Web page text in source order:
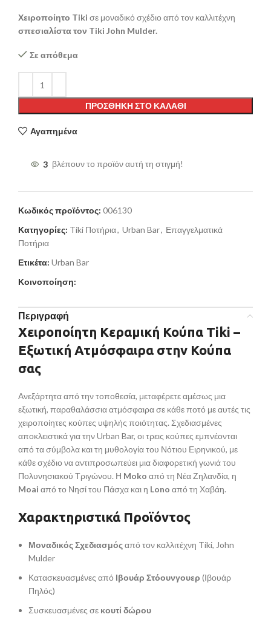
Χειροποίητο Tiki σε μοναδικό σχέδιο από τον καλλιτέχνη
σπεσιαλίστα τον Tiki John Mulder.
Σε απόθεμα
ΠΡΟΣΘΉΚΗ ΣΤΟ ΚΑΛΆΘΙ
Αγαπημένα
3 βλέπουν το προϊόν αυτή τη στιγμή!
Κωδικός προϊόντος: 006130
Κατηγορίες: Tiki Ποτήρια, Urban Bar, Επαγγελματικά
Ποτήρια
Ετικέτα: Urban Bar
Κοινοποίηση:
Περιγραφή
Χειροποίητη Κεραμική Κούπα Tiki –
Εξωτική Ατμόσφαιρα στην Κούπα
σας
Ανεξάρτητα από την τοποθεσία, μεταφέρετε αμέσως μια
εξωτική, παραθαλάσσια ατμόσφαιρα σε κάθε ποτό με αυτές τις
χειροποίητες κούπες υψηλής ποιότητας. Σχεδιασμένες
αποκλειστικά για την Urban Bar, οι τρεις κούπες εμπνέονται
από τα σύμβολα και τη μυθολογία του Νότιου Ειρηνικού, με
κάθε σχέδιο να αντιπροσωπεύει μια διαφορετική γωνιά του
Πολυνησιακού Τριγώνου. Η Moko από τη Νέα Ζηλανδία, η
Moai από το Νησί του Πάσχα και η Lono από τη Χαβάη.
Χαρακτηριστικά Προϊόντος
Μοναδικός Σχεδιασμόςαπό τον καλλιτέχνη Tiki, John
Mulder
Κατασκευασμένες από Ιβουάρ Στόουνγουερ (Ιβουάρ
Πηλός)
Συσκευασμένες σε κουτί δώρου